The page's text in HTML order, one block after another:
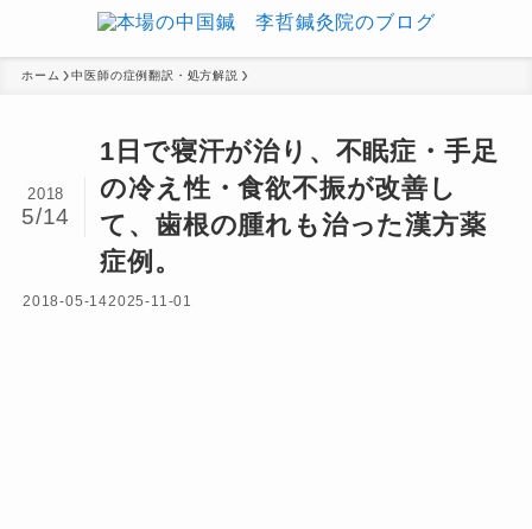
ホーム 中医師の症例翻訳・処方解説
1日で寝汗が治り、不眠症・手足
の冷え性・食欲不振が改善し
て、歯根の腫れも治った漢方薬
症例。
2018
5/14
2018-05-142025-11-01